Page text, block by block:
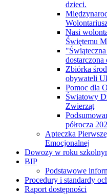
dzieci.
Nasi
Świętemu
dostarczona
Zbiórka
obywateli
Pomoc dla
Światowy
Zwierząt
półrocza
Apteczka
Emocjonalnej
Dowozy w roku
BIP
Podstawowe
Procedury i standardy
Raport dostępności